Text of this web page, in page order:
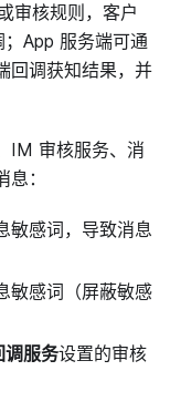
审核规则，客户
App 服务端可通
回调获知结果，并
IM 审核服务、消
：
敏感词，导致消息
敏感词（屏蔽敏感
调服务设置的审核